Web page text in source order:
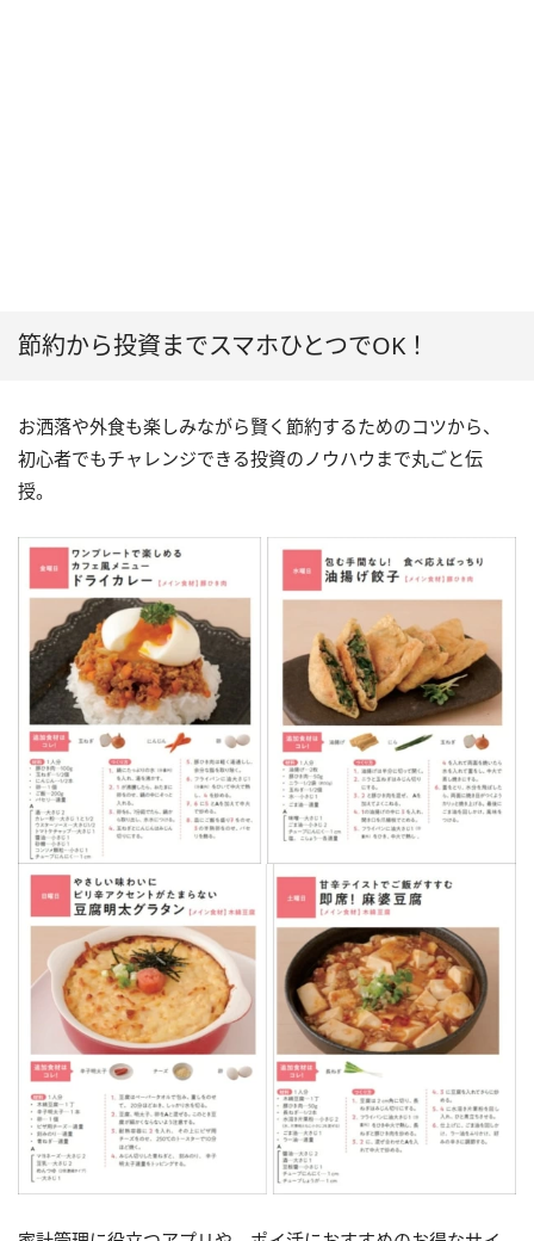
節約から投資までスマホひとつでOK！
お洒落や外食も楽しみながら賢く節約するためのコツから、
初心者でもチャレンジできる投資のノウハウまで丸ごと伝
授。